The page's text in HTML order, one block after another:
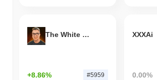
The White Bull
+8.86% #5959
XXXAi
0.00%